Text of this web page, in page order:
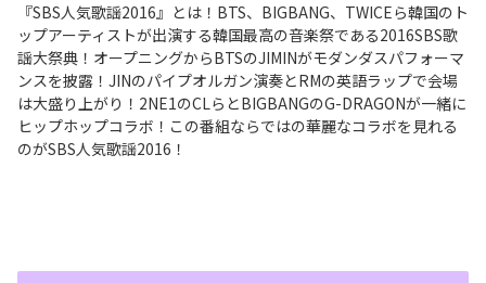
『SBS人気歌謡2016』とは！BTS、BIGBANG、TWICEら韓国のト
ップアーティストが出演する韓国最高の音楽祭である2016SBS歌
謡大祭典！オープニングからBTSのJIMINがモダンダスパフォーマ
ンスを披露！JINのパイプオルガン演奏とRMの英語ラップで会場
は大盛り上がり！2NE1のCLらとBIGBANGのG-DRAGONが一緒に
ヒップホップコラボ！この番組ならではの華麗なコラボを見れる
のがSBS人気歌謡2016！